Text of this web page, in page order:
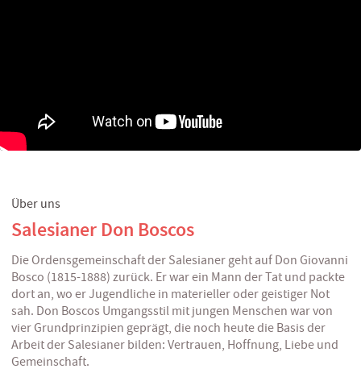
Über uns
Salesianer Don Boscos
Die Ordensgemeinschaft der Salesianer geht auf Don Giovanni
Bosco (1815-1888) zurück. Er war ein Mann der Tat und packte
dort an, wo er Jugendliche in materieller oder geistiger Not
sah. Don Boscos Umgangsstil mit jungen Menschen war von
vier Grundprinzipien geprägt, die noch heute die Basis der
Arbeit der Salesianer bilden: Vertrauen, Hoffnung, Liebe und
Gemeinschaft.